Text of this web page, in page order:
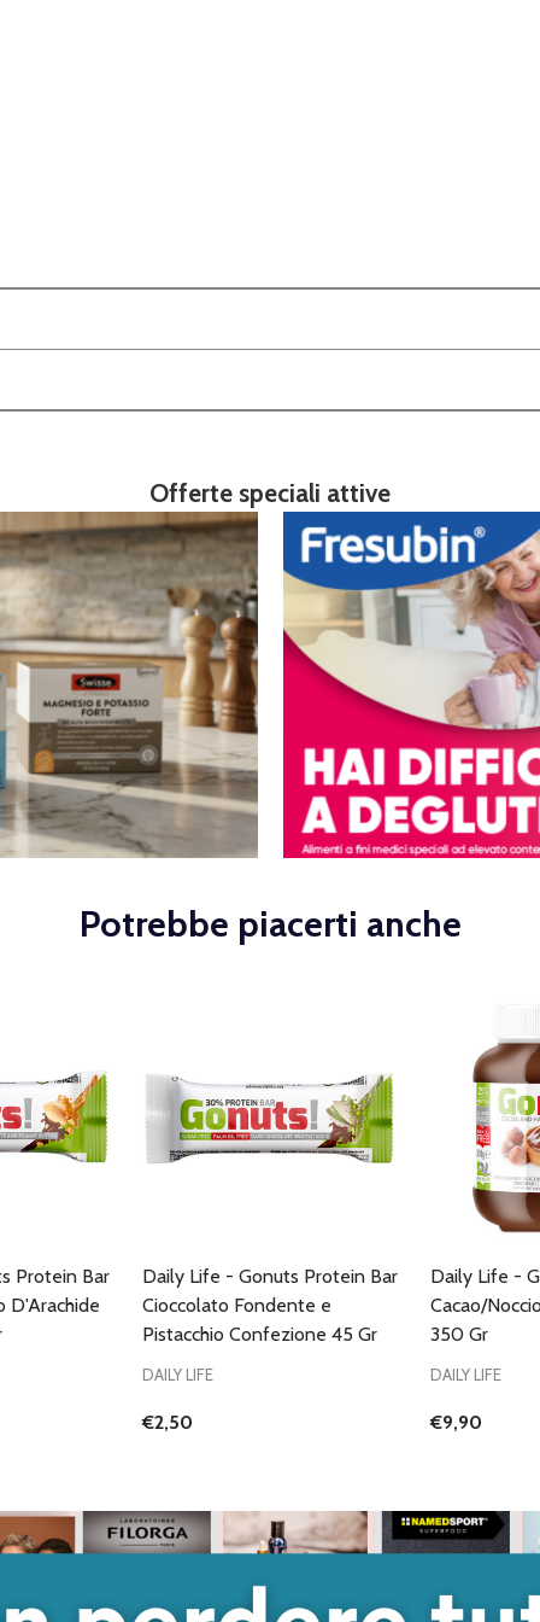
Offerte speciali attive
Potrebbe piacerti anche
Protein Bar
D'Arachide
Daily Life - Gonuts Protein Bar
Cioccolato Fondente e
Pistacchio Confezione 45 Gr
DAILY LIFE
€2,50
Daily Life -
Cacao/
350 Gr
DAILY LIFE
€9,90